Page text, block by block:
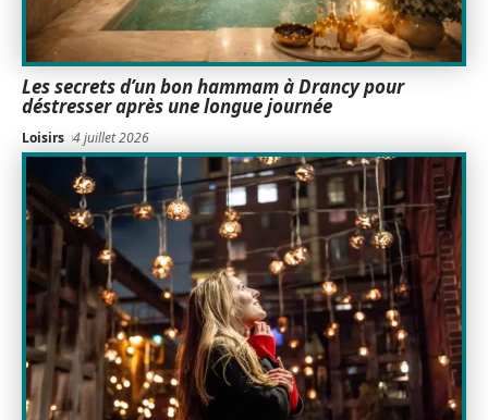
Les secrets d’un bon hammam à Drancy pour
déstresser après une longue journée
Loisirs 4 juillet 2026